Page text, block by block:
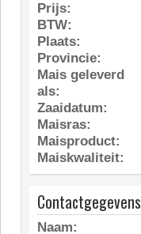
Prijs:
BTW:
Plaats:
Provincie:
Mais geleverd
als:
Zaaidatum:
Maisras:
Maisproduct:
Maiskwaliteit:
Contactgegevens
Naam: